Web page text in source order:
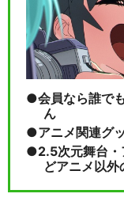
会員なら誰で
ん
アニメ関連グ
2.5次元舞台
どアニメ以